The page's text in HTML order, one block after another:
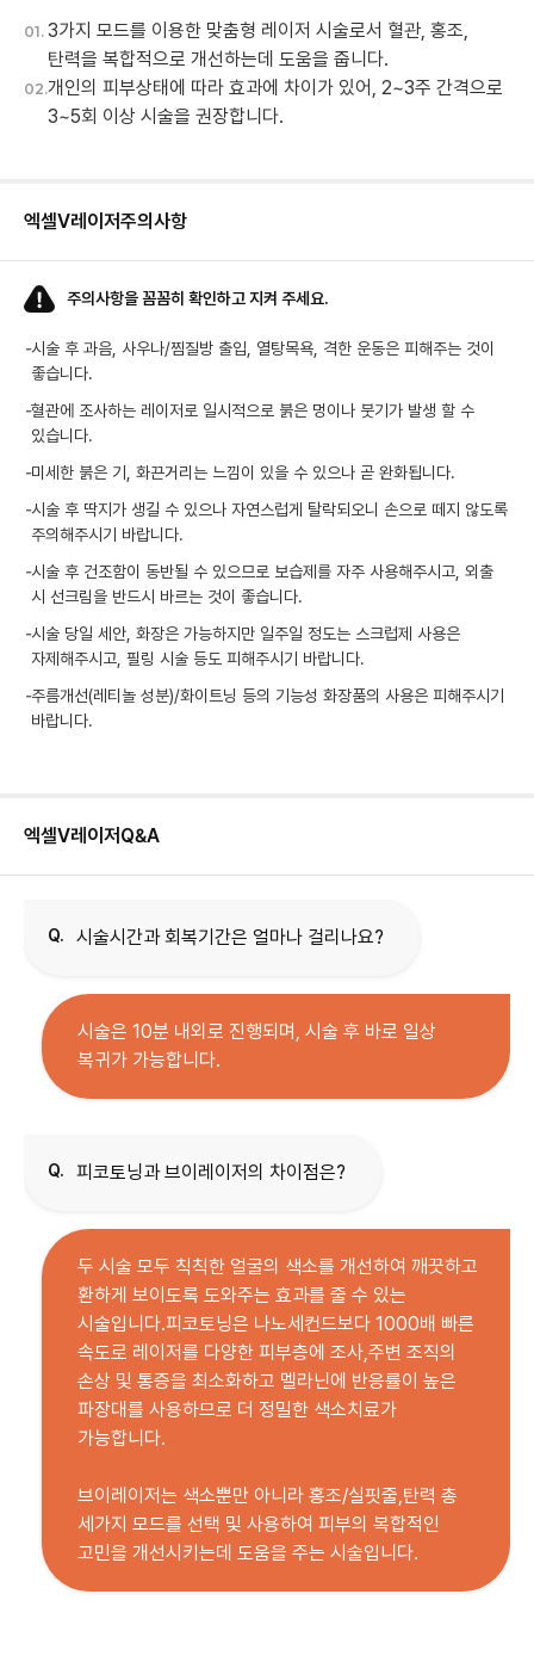
01. 3가지 모드를 이용한 맞춤형 레이저 시술로서 혈관, 홍조,
탄력을 복합적으로 개선하는데 도움을 줍니다.
02.개인의 피부상태에 따라 효과에 차이가 있어, 2~3주 간격으로
3~5회 이상 시술을 권장합니다.
엑셀V레이저주의사항
주의사항을 꼼꼼히 확인하고 지켜 주세요.
-시술 후 과음, 사우나/찜질방 출입, 열탕목욕, 격한 운동은 피해주는 것이
좋습니다.
-혈관에 조사하는 레이저로 일시적으로 붉은 멍이나 붓기가 발생 할 수
있습니다.
-미세한 붉은 기, 화끈거리는 느낌이 있을 수 있으나 곧 완화됩니다.
-시술 후 딱지가 생길 수 있으나 자연스럽게 탈락되오니 손으로 떼지 않도록
주의해주시기 바랍니다.
-시술 후 건조함이 동반될 수 있으므로 보습제를 자주 사용해주시고, 외출
시 선크림을 반드시 바르는 것이 좋습니다.
-시술 당일 세안, 화장은 가능하지만 일주일 정도는 스크럽제 사용은
자제해주시고, 필링 시술 등도 피해주시기 바랍니다.
-주름개선(레티놀 성분)/화이트닝 등의 기능성 화장품의 사용은 피해주시기
바랍니다.
엑셀V레이저 Q&A
Q. 시술시간과 회복기간은 얼마나 걸리나요?
시술은 10분 내외로 진행되며, 시술 후 바로 일상
복귀가 가능합니다.
Q. 피코토닝과 브이레이저의 차이점은?
두 시술 모두 칙칙한 얼굴의 색소를 개선하여 깨끗하고
환하게 보이도록 도와주는 효과를 줄 수 있는
시술입니다.피코토닝은 나노세컨드보다 1000배 빠른
속도로 레이저를 다양한 피부층에 조사,주변 조직의
손상 및 통증을 최소화하고 멜라닌에 반응률이 높은
파장대를 사용하므로 더 정밀한 색소치료가
가능합니다.
브이레이저는 색소뿐만 아니라 홍조/실핏줄,탄력 총
세가지 모드를 선택 및 사용하여 피부의 복합적인
고민을 개선시키는데 도움을 주는 시술입니다.